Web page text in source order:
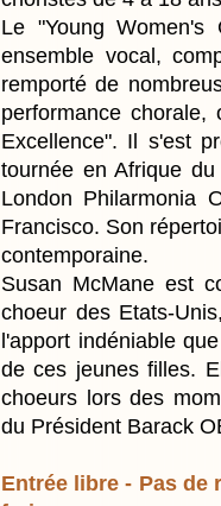
Le "Young
ensemble vocal,
remporté de
performance
Excellence". Il s'est
tournée en Afrique
London Philarmonia
Francisco. Son
contemporaine.
Susan McMane est
choeur des Etats-
l'apport indéniable
de ces jeunes filles.
choeurs lors des
du Président Barack
Entrée libre - Pas